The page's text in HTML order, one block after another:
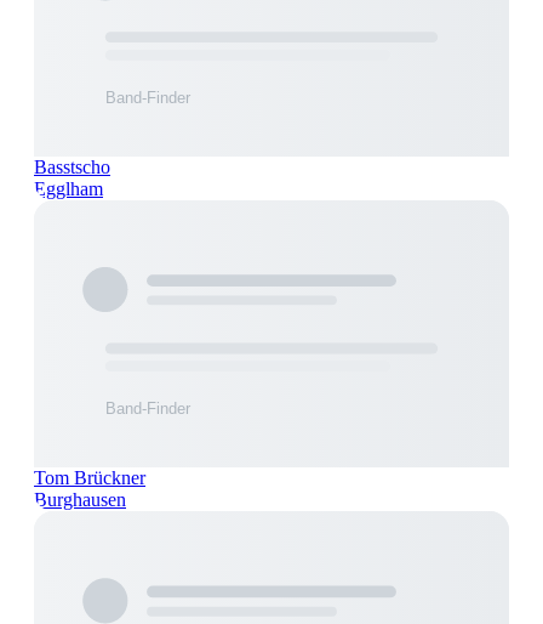
Basstscho
Egglham
Tom Brückner
Burghausen